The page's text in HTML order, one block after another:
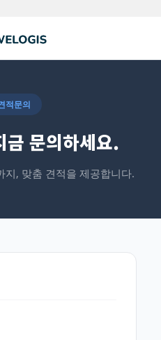
적문의
문의하세요.
, 맞춤 견적을 제공합니다.